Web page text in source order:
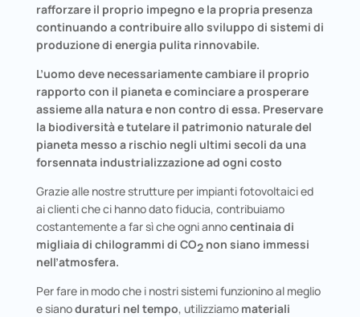
rafforzare il proprio impegno e la propria presenza
continuando a contribuire allo sviluppo di sistemi di
produzione di energia pulita rinnovabile.
L’uomo deve necessariamente cambiare il proprio
rapporto con il pianeta e cominciare a prosperare
assieme alla natura e non contro di essa. Preservare
la biodiversità e tutelare il patrimonio naturale del
pianeta messo a rischio negli ultimi secoli da una
forsennata industrializzazione ad ogni costo
Grazie alle nostre strutture per impianti fotovoltaici ed
ai clienti che ci hanno dato fiducia, contribuiamo
costantemente a far sì che ogni annocentinaia di
migliaia di chilogrammi di CO2 non siano immessi
nell’atmosfera.
Per fare in modo che i nostri sistemi funzionino al meglio
e sianoduraturi nel tempo, utilizziamo materiali